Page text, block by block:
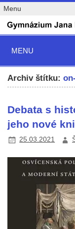
Menu
MENU
Archiv štítku:
Debata s
jeho nové
25.03.2021